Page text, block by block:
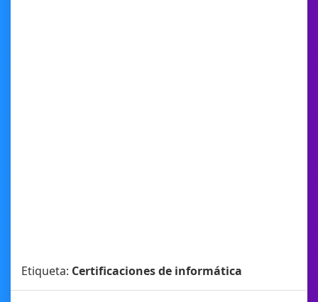
Etiqueta: Certificaciones de informática